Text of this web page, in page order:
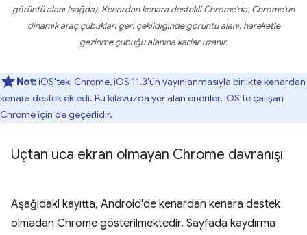
görüntü alanı (sağda). Kenardan kenara destekli Chrome'da, Chrome'un
dinamik araç çubukları geri çekildiğinde görüntü alanı, hareketle
gezinme çubuğu alanına kadar uzanır.
Not:iOS'teki Chrome, iOS 11.3'ün yayınlanmasıyla birlikte kenardan
kenara destek ekledi. Bu kılavuzda yer alan öneriler, iOS'te çalışan
Chrome için de geçerlidir.
Uçtan uca ekran olmayan Chrome davranışı
Aşağıdaki kayıtta, Android'de kenardan kenara destek
olmadan Chrome gösterilmektedir. Sayfada kaydırma